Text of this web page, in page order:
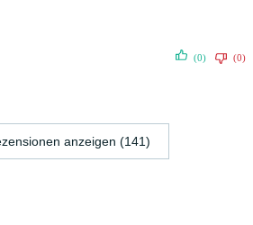
(0) (0)
anzeigen (141)